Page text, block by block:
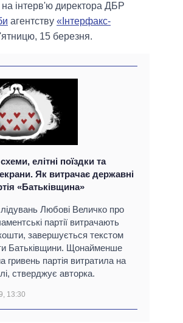
інтерв'ю директора ДБР
агентству «Інтерфакс-
15 березня.
елітні поїздки та
Як витрачає державні
«Батьківщина»
Любові Величко про
партії витрачають
завершується текстом
Батьківщини. Щонайменше
гривень партія витратила на
стверджує авторка.
13:30